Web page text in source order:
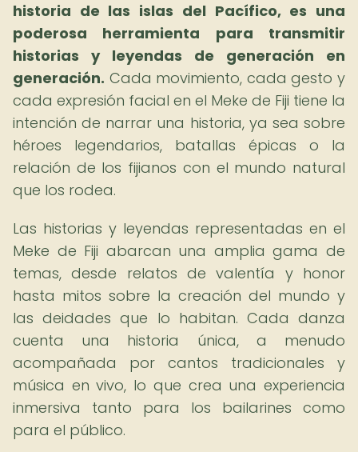
historia de las islas del Pacífico, es una
poderosa herramienta para transmitir
historias y leyendas de generación en
generación. Cada movimiento, cada gesto y
cada expresión facial en el Meke de Fiji tiene la
intención de narrar una historia, ya sea sobre
héroes legendarios, batallas épicas o la
relación de los fijianos con el mundo natural
que los rodea.
Las historias y leyendas representadas en el
Meke de Fiji abarcan una amplia gama de
temas, desde relatos de valentía y honor
hasta mitos sobre la creación del mundo y
las deidades que lo habitan. Cada danza
cuenta una historia única, a menudo
acompañada por cantos tradicionales y
música en vivo, lo que crea una experiencia
inmersiva tanto para los bailarines como
para el público.